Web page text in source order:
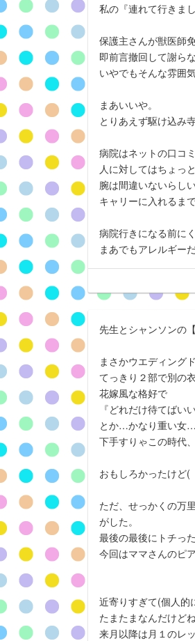
私の『連れて行きま
保護主さんが獣医師
即前言撤回して謝ら
いやでもそんな雰囲
まあいいや。
とりあえず駆け込み
病院はネットの口コ
人に対してはちょっ
腕は間違いないらし
キャリーに入れるま
病院行きになる前に
まあでもアレルギー
先生とシャンソンの
まさかウエディング
てっきり２部で別の
花嫁風な格好で
『どれだけ待てばい
とか…かなり重い女…
下手すりゃこの時代
おもしろかったけど(
ただ、せっかくの万
がした。
最後の最後にトチっ
今回はママさんのピ
近寄りすぎて(個人的
たまたまなんだけどね
来月以降は月１のレ